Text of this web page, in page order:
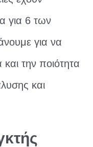
για 6 των
για να
και την ποιότητα
και